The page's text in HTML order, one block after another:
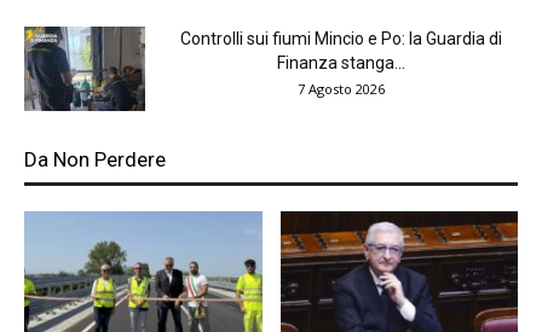
Controlli sui fiumi Mincio e Po: la Guardia di
Finanza stanga...
7 Agosto 2026
Da Non Perdere